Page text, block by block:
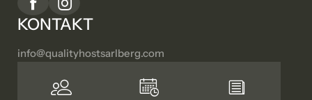
KONTAKT
info@qualityhostsarlberg.com